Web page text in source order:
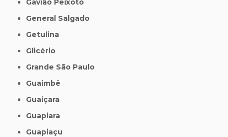
Gavião Peixoto
General Salgado
Getulina
Glicério
Grande São Paulo
Guaimbê
Guaiçara
Guapiara
Guapiaçu